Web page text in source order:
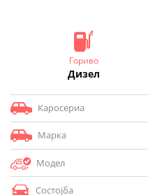
Гориво
Дизел
Каросериа
Марка
Модел
Состојба